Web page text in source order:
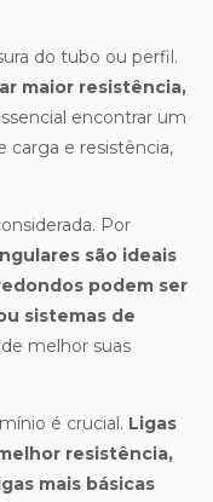
do tubo ou perfil.
maior resistência,
encontrar um
carga e resistência,
Por
são ideais
podem ser
sistemas de
melhor suas
é crucial. Ligas
resistência,
mais básicas